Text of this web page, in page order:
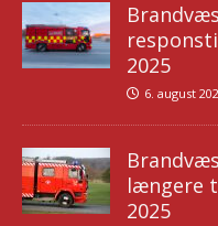
2025
6. august
længere
2025